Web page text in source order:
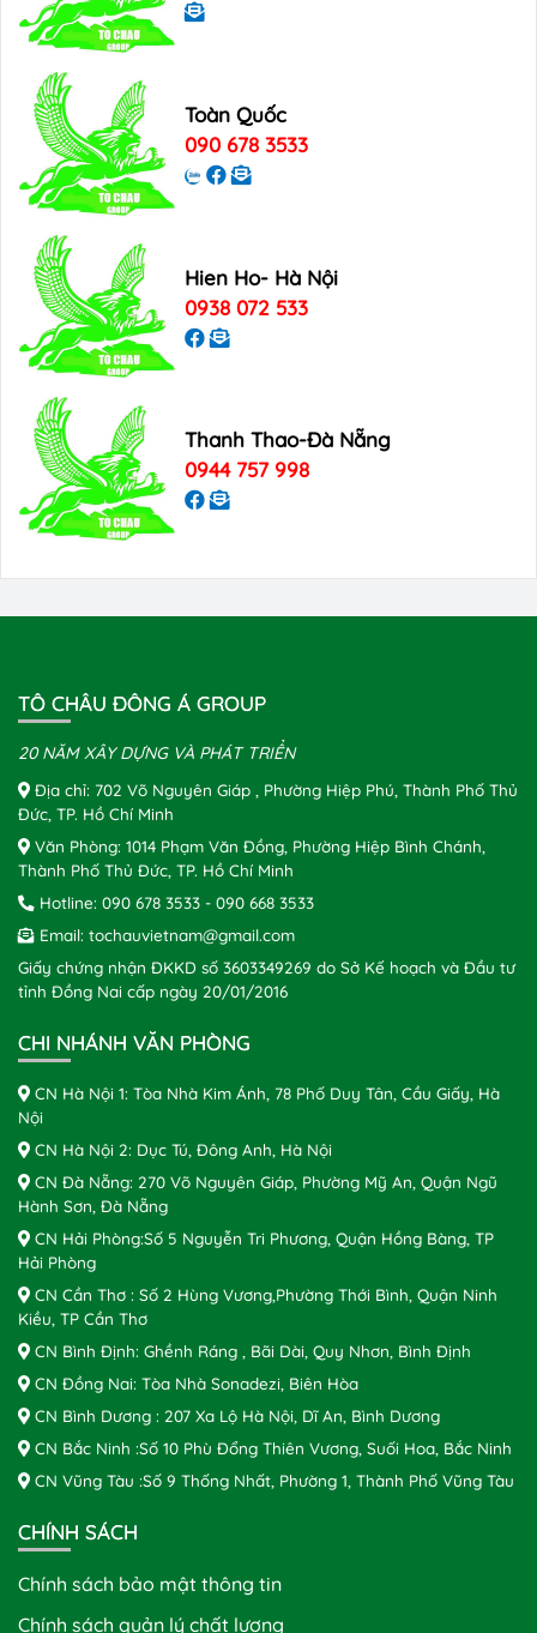
Toàn Quốc
090 678 3533
Hien Ho- Hà Nội
0938 072 533
Thanh Thao-Đà Nẵng
0944 757 998
TÔ CHÂU ĐÔNG Á GROUP
20 NĂM XÂY DỰNG VÀ PHÁT TRIỂN
Địa chỉ: 702 Võ Nguyên Giáp , Phường Hiệp Phú, Thành Phố Thủ
Đức, TP. Hồ Chí Minh
Văn Phòng: 1014 Phạm Văn Đồng, Phường Hiệp Bình Chánh,
Thành Phố Thủ Đức, TP. Hồ Chí Minh
Hotline: 090 678 3533 - 090 668 3533
Email: tochauvietnam@gmail.com
Giấy chứng nhận ĐKKD số 3603349269 do Sở Kế hoạch và Đầu tư
tỉnh Đồng Nai cấp ngày 20/01/2016
CHI NHÁNH VĂN PHÒNG
CN Hà Nội 1: Tòa Nhà Kim Ánh, 78 Phố Duy Tân, Cầu Giấy, Hà
Nội
CN Hà Nội 2: Dục Tú, Đông Anh, Hà Nội
CN Đà Nẵng: 270 Võ Nguyên Giáp, Phường Mỹ An, Quận Ngũ
Hành Sơn, Đà Nẵng
CN Hải Phòng:Số 5 Nguyễn Tri Phương, Quận Hồng Bàng, TP
Hải Phòng
CN Cần Thơ : Số 2 Hùng Vương,Phường Thới Bình, Quận Ninh
Kiều, TP Cần Thơ
CN Bình Định: Ghềnh Ráng , Bãi Dài, Quy Nhơn, Bình Định
CN Đồng Nai: Tòa Nhà Sonadezi, Biên Hòa
CN Bình Dương : 207 Xa Lộ Hà Nội, Dĩ An, Bình Dương
CN Bắc Ninh :Số 10 Phù Đổng Thiên Vương, Suối Hoa, Bắc Ninh
CN Vũng Tàu :Số 9 Thống Nhất, Phường 1, Thành Phố Vũng Tàu
CHÍNH SÁCH
Chính sách bảo mật thông tin
Chính sách quản lý chất lượng